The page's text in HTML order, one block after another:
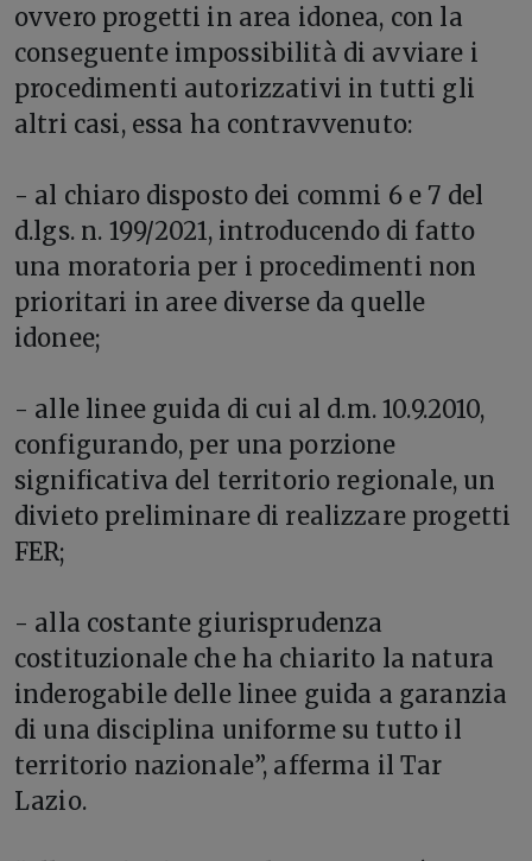
ovvero progetti in area idonea, con la
conseguente impossibilità di avviare i
procedimenti autorizzativi in tutti gli
altri casi, essa ha contravvenuto:
- al chiaro disposto dei commi 6 e 7 del
d.lgs. n. 199/2021, introducendo di fatto
una moratoria per i procedimenti non
prioritari in aree diverse da quelle
idonee;
- alle linee guida di cui al d.m. 10.9.2010,
configurando, per una porzione
significativa del territorio regionale, un
divieto preliminare di realizzare progetti
FER;
- alla costante giurisprudenza
costituzionale che ha chiarito la natura
inderogabile delle linee guida a garanzia
di una disciplina uniforme su tutto il
territorio nazionale”, afferma il Tar
Lazio.